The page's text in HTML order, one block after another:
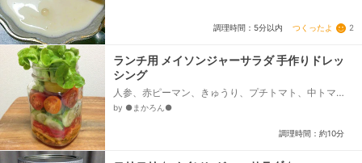
調理時間：5分以内 つくったよ 2
ランチ用 メイソンジャーサラダ 手作りドレッ
シング
人参、赤ピーマン、きゅうり、プチトマト、中トマ
ト、グリーンオークリーフ、☆オリーブオイル、☆レ
by ●まかろん●
調理時間：約10分